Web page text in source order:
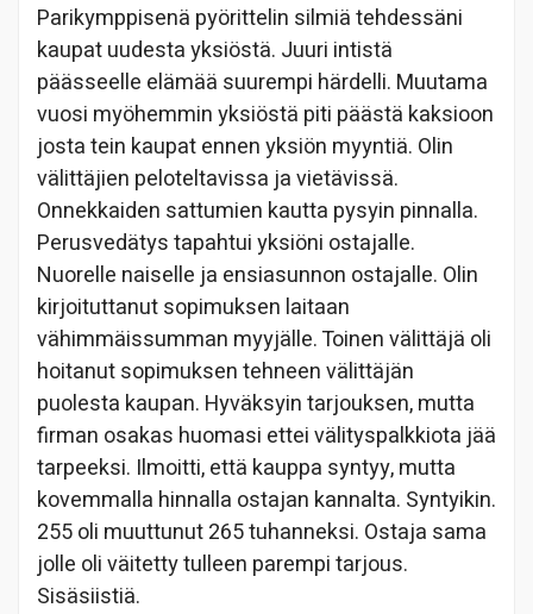
Parikymppisenä pyörittelin silmiä tehdessäni
kaupat uudesta yksiöstä. Juuri intistä
päässeelle elämää suurempi härdelli. Muutama
vuosi myöhemmin yksiöstä piti päästä kaksioon
josta tein kaupat ennen yksiön myyntiä. Olin
välittäjien peloteltavissa ja vietävissä.
Onnekkaiden sattumien kautta pysyin pinnalla.
Perusvedätys tapahtui yksiöni ostajalle.
Nuorelle naiselle ja ensiasunnon ostajalle. Olin
kirjoituttanut sopimuksen laitaan
vähimmäissumman myyjälle. Toinen välittäjä oli
hoitanut sopimuksen tehneen välittäjän
puolesta kaupan. Hyväksyin tarjouksen, mutta
firman osakas huomasi ettei välityspalkkiota jää
tarpeeksi. Ilmoitti, että kauppa syntyy, mutta
kovemmalla hinnalla ostajan kannalta. Syntyikin.
255 oli muuttunut 265 tuhanneksi. Ostaja sama
jolle oli väitetty tulleen parempi tarjous.
Sisäsiistiä.